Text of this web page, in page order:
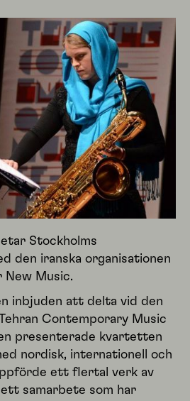
Stockholms
den iranska organisationen
Music.
inbjuden att delta vid den
Contemporary Music
presenterade kvartetten
nordisk, internationell och
ett flertal verk av
samarbete som har